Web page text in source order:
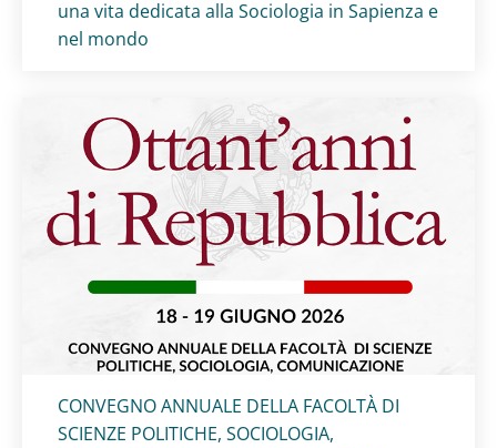
una vita dedicata alla Sociologia in Sapienza e
nel mondo
Titolo card:
CONVEGNO ANNUALE DELLA FACOLTÀ DI
SCIENZE POLITICHE, SOCIOLOGIA,